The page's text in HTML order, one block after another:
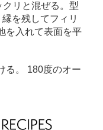
クリと混ぜる。型
を残してフィリ
を入れて表面を平
る。 180度のオー